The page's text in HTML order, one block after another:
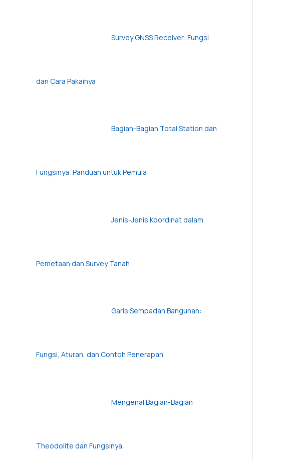
Survey GNSS Receiver: Fungsi
dan Cara Pakainya
Bagian-Bagian Total Station dan
Fungsinya: Panduan untuk Pemula
Jenis-Jenis Koordinat dalam
Pemetaan dan Survey Tanah
Garis Sempadan Bangunan:
Fungsi, Aturan, dan Contoh Penerapan
Mengenal Bagian-Bagian
Theodolite dan Fungsinya